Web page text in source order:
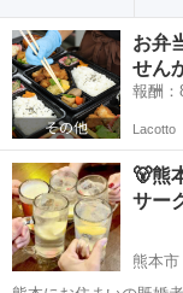
お弁
せん
報酬：
Lacotto
🐻熊
サー
熊本市